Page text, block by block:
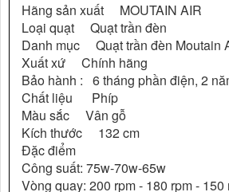
Hãng sản xuất MOUTAIN AIR
Loại quạt Quạt trần đèn
Danh mục Quạt trần đèn
Xuất xứ Chính hãng
Bảo hành : 6 tháng phần điện, 2
Chất liệu Phíp
Màu sắc Vân gỗ
Kích thước 132 cm
Đặc điểm
Công suất: 75w-70w-65w
Vòng quay: 200 rpm - 180 rpm - 150